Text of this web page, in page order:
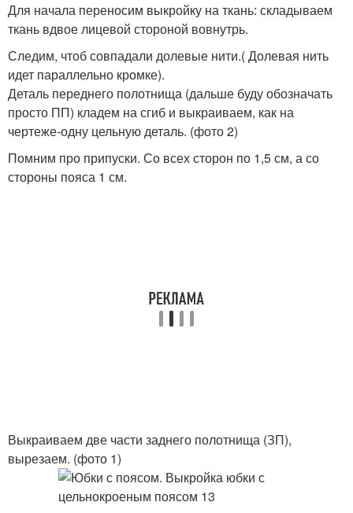
Для начала переносим выкройку на ткань: складываем
ткань вдвое лицевой стороной вовнутрь.
Следим, чтоб совпадали долевые нити.( Долевая нить
идет параллельно кромке).
Деталь переднего полотнища (дальше буду обозначать
просто ПП) кладем на сгиб и выкраиваем, как на
чертеже-одну цельную деталь. (фото 2)
Помним про припуски. Со всех сторон по 1,5 см, а со
стороны пояса 1 см.
Выкраиваем две части заднего полотнища (ЗП),
вырезаем. (фото 1)